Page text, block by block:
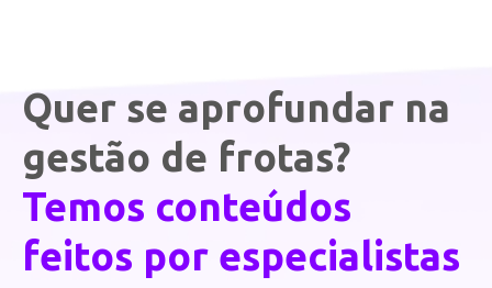
Quer se aprofundar na
gestão de frotas?
Temos conteúdos
feitos por especialistas